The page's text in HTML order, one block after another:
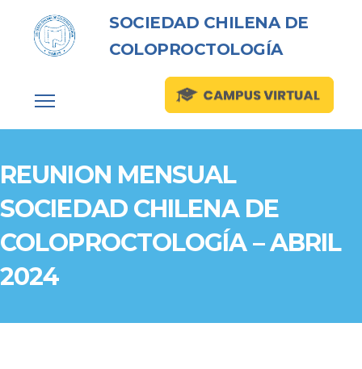
SOCIEDAD CHILENA DE
COLOPROCTOLOGÍA
REUNION MENSUAL
SOCIEDAD CHILENA DE
COLOPROCTOLOGÍA – ABRIL
2024